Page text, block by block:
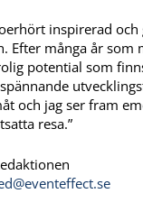
inspirerad
Efter många år som
potential som
och jag ser fram
resa.”